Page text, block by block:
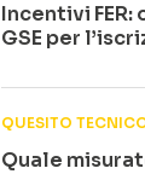
Incentivi
GSE per
QUESITO
Quale